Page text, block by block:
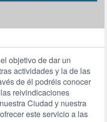
objetivo de dar un
actividades y la de las
de él podréis conocer
reivindicaciones
Ciudad y nuestra
este servicio a las